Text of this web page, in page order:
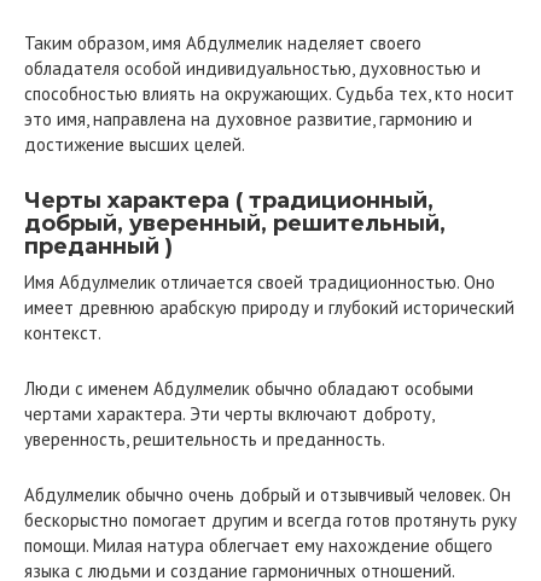
Таким образом, имя Абдулмелик наделяет своего
обладателя особой индивидуальностью, духовностью и
способностью влиять на окружающих. Судьба тех, кто носит
это имя, направлена на духовное развитие, гармонию и
достижение высших целей.
Черты характера ( традиционный,
добрый, уверенный, решительный,
преданный )
Имя Абдулмелик отличается своей традиционностью. Оно
имеет древнюю арабскую природу и глубокий исторический
контекст.
Люди с именем Абдулмелик обычно обладают особыми
чертами характера. Эти черты включают доброту,
уверенность, решительность и преданность.
Абдулмелик обычно очень добрый и отзывчивый человек. Он
бескорыстно помогает другим и всегда готов протянуть руку
помощи. Милая натура облегчает ему нахождение общего
языка с людьми и создание гармоничных отношений.